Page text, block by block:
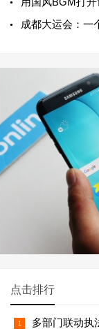
成都大运会：一
点击排行
多部门联动执